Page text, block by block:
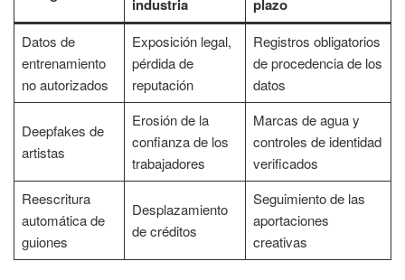
industria
plazo
Datos de
entrenamiento
no autorizados
Exposición legal,
pérdida de
reputación
Registros obligatorios
de procedencia de los
datos
Deepfakes de
artistas
Erosión de la
confianza de los
trabajadores
Marcas de agua y
controles de identidad
verificados
Reescritura
automática de
guiones
Desplazamiento
de créditos
Seguimiento de las
aportaciones
creativas